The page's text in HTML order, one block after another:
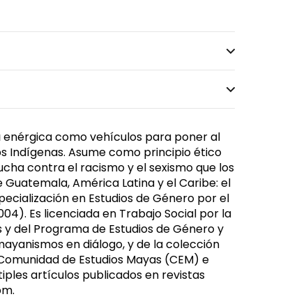
como vehículos para poner al
Indígenas. Asume como principio ético
contra el racismo y el sexismo que los
América Latina y el Caribe: el
en Estudios de Género por el
Es licenciada en Trabajo Social por la
del Programa de Estudios de Género y
en diálogo, y de la colección
de Estudios Mayas (CEM) e
artículos publicados en revistas